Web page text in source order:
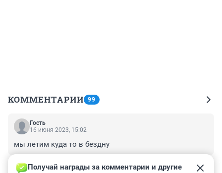
КОММЕНТАРИИ 99
Гость
16 июня 2023, 15:02
мы летим куда то в бездну
Получай награды за комментарии и другие